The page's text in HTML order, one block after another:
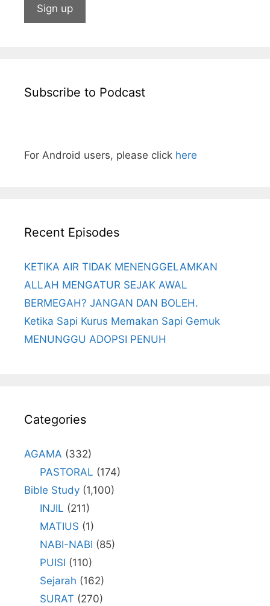
Subscribe to Podcast
For Android users, please click here
Recent Episodes
KETIKA AIR TIDAK MENENGGELAMKAN
ALLAH MENGATUR SEJAK AWAL
BERMEGAH? JANGAN DAN BOLEH.
Ketika Sapi Kurus Memakan Sapi Gemuk
MENUNGGU ADOPSI PENUH
Categories
AGAMA (332)
PASTORAL (174)
Bible Study (1,100)
INJIL (211)
MATIUS (1)
NABI-NABI (85)
PUISI (110)
Sejarah (162)
SURAT (270)